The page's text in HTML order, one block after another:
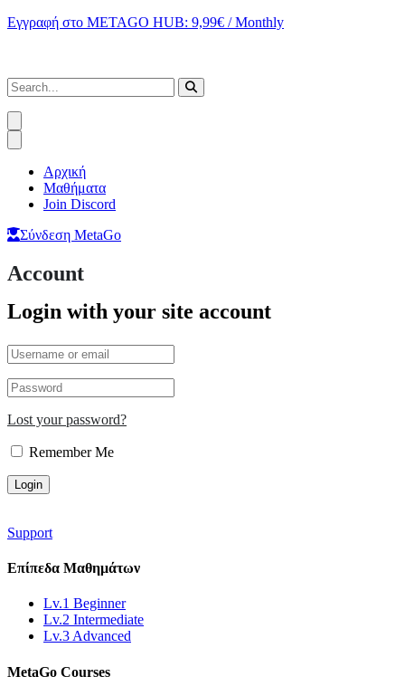
Εγγραφή στο METAGO HUB: 9,99€ / Monthly
Αρχική
Μαθήματα
Join Discord
Σύνδεση MetaGo
Account
Login with your site account
Lost your password?
Remember Me
Support
Επίπεδα Μαθημάτων
Lv.1 Beginner
Lv.2 Intermediate
Lv.3 Advanced
MetaGo Courses